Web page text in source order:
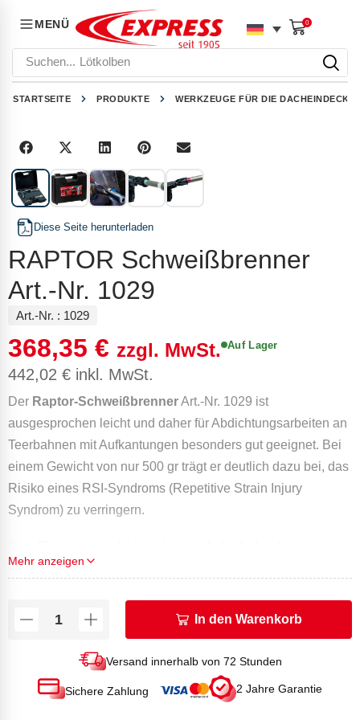
MENÜ 0
Suchen... Lötkolben
STARTSEITE PRODUKTE WERKZEUGE FÜR DIE
Diese Seite herunterladen
RAPTOR Schweißbrenner
Art.-Nr. 1029
Art.-Nr. : 1029
368,35 € zzgl. MwSt.
442,02 € inkl. MwSt.
Auf Lager
Der Raptor-SchweißbrennerArt.-Nr. 1029 ist
ausgesprochen leicht und daher für Abdichtungsarbeiten an
Teerbahnen mit Aufkantungen besonders gut geeignet. Bei
einem Gewicht von nur 500 gr trägt er deutlich dazu bei, das
Risiko eines RSI-Syndroms (Repetitive Strain Injury
Syndrom) zu verringern.
Lieferumfang enthaltenen 70 kW- und 90 kW- Lanzen für 4
Schweißbrenner montiert werden können
Der Anwärm-Schweißbrenner Raptor Express ist der
einzige, der mit einem Sicherheitsgriff ausgestattet ist. Um
was geht es dabei?
Mehr anzeigen
In den Warenkorb
Versand innerhalb von 72 Stunden
Sichere Zahlung 2 Jahre Garantie